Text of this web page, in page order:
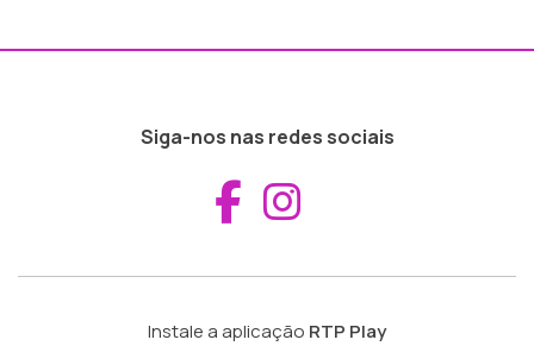
Siga-nos nas redes sociais
Aceder ao
Instale a aplicação RTP Play